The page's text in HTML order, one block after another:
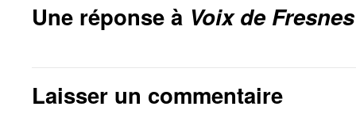
Une réponse à Voix de Fresnes
Laisser un commentaire